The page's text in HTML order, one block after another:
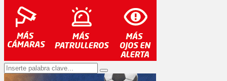
Search
for:
Search